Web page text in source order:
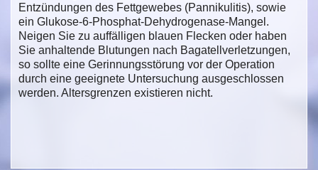
Entzündungen des Fettgewebes (Pannikulitis), sowie
ein Glukose-6-Phosphat-Dehydrogenase-Mangel.
Neigen Sie zu auffälligen blauen Flecken oder haben
Sie anhaltende Blutungen nach Bagatellverletzungen,
so sollte eine Gerinnungsstörung vor der Operation
durch eine geeignete Untersuchung ausgeschlossen
werden. Altersgrenzen existieren nicht.